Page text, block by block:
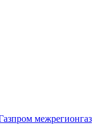
межрегионгаз